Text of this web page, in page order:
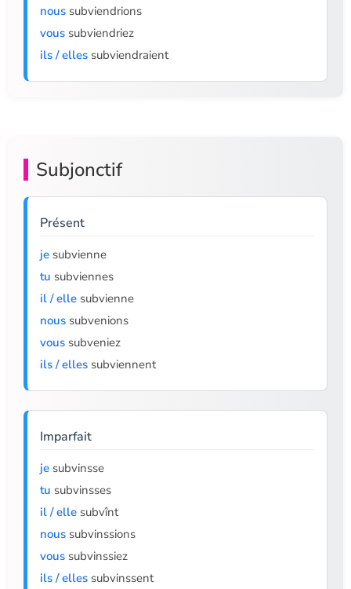
nous subviendrions
vous subviendriez
ils / elles subviendraient
Subjonctif
Présent
je subvienne
tu subviennes
il / elle subvienne
nous subvenions
vous subveniez
ils / elles subviennent
Imparfait
je subvinsse
tu subvinsses
il / elle subvînt
nous subvinssions
vous subvinssiez
ils / elles subvinssent